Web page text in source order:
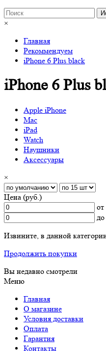
×
Главная
Рекоммендуем
iPhone 6 Plus black
iPhone 6 Plus
Apple iPhone
Mac
iPad
Watch
Наушники
Аксессуары
×
Цена (руб.)
от
до
Извините, в данной
Продолжить покупки
Вы недавно смотрели
Меню
Главная
О магазине
Условия доставки
Оплата
Гарантия
Контакты